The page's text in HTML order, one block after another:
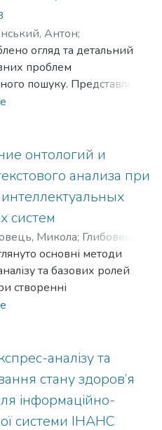
Антон;
Роман;Глибовець,
огляд та детальний
проблем
пошуку. Представлена
реалізація
науково-публіцистичного
мовою.
онтологий и
анализа при
систем
Микола; Глибовець,
Антон
основні методи
та базових ролей
створенні
пошукових систем
онтологій на етапах
інформації,
користувацьких запитів,
пошуку релевантної
документі.
аналізу та
стану здоров’я
інформаційно-
системи ІНАНС